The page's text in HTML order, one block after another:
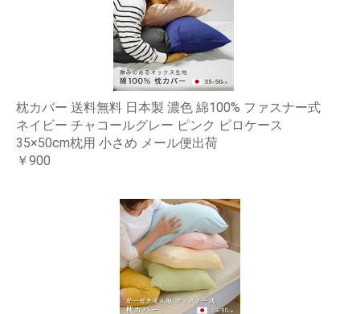
枕カバー 送料無料 日本製 濃色 綿100% ファスナー式
ネイビー チャコールグレー ピンク ピロケース
35×50cm枕用 小さめ メール便出荷
￥900